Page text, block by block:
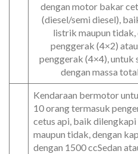
dengan motor bakar
(diesel/semi diesel),
listrik maupun tidak,
penggerak (4×2)
penggerak (4×4), untuk
dengan massa
Kendaraan bermotor
10 orang termasuk
cetus api, baik
maupun tidak, dengan
dengan 1500 ccSedan